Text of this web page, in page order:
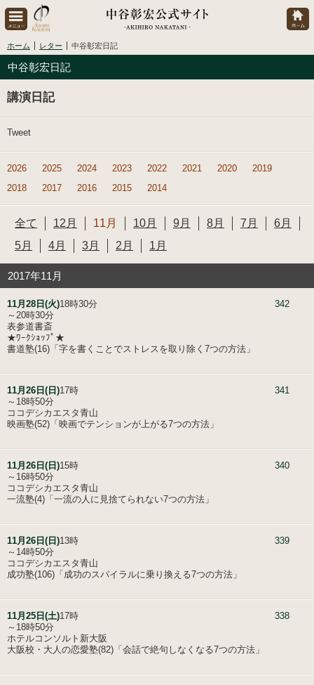
ホーム レター 中谷彰宏日記
中谷彰宏日記
講演日記
Tweet
2026 2025 2024 2023 2022 2021 2020
2019
2018
2017 2016 2015 2014
全て 12月 11月 10月 9月 8月 7月
6月
5月
4月 3月 2月 1月
2017年11月
11月28日(火) 342
18時30分
～20時30分
表参道書斎
★ﾜｰｸｼｮｯﾌﾟ★
書道塾(16)「字を書くことでストレスを取り除く7つの方法」
11月26日(日) 341
17時
～18時50分
ココデシカエスタ青山
映画塾(52)「映画でテンションが上がる7つの方法」
11月26日(日) 340
15時
～16時50分
ココデシカエスタ青山
一流塾(4)「一流の人に見捨てられない7つの方法」
11月26日(日) 339
13時
～14時50分
ココデシカエスタ青山
成功塾(106)「成功のスパイラルに乗り換える7つの方法」
11月25日(土) 338
17時
～18時50分
ホテルコンソルト新大阪
大阪校・大人の恋愛塾(82)「会話で絶句しなくなる7つの方法」